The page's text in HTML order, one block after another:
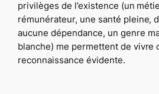
privilèges de l’existence (un
rémunérateur, une santé pleine,
aucune dépendance, un genre
blanche) me permettent de vivre
reconnaissance évidente.